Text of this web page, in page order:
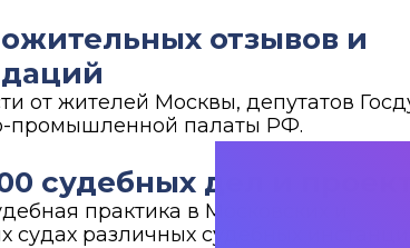
отзывов и
от жителей Москвы, депутатов
промышленной палаты РФ.
судебных дел и
практика в Московских и
судах различных судебных